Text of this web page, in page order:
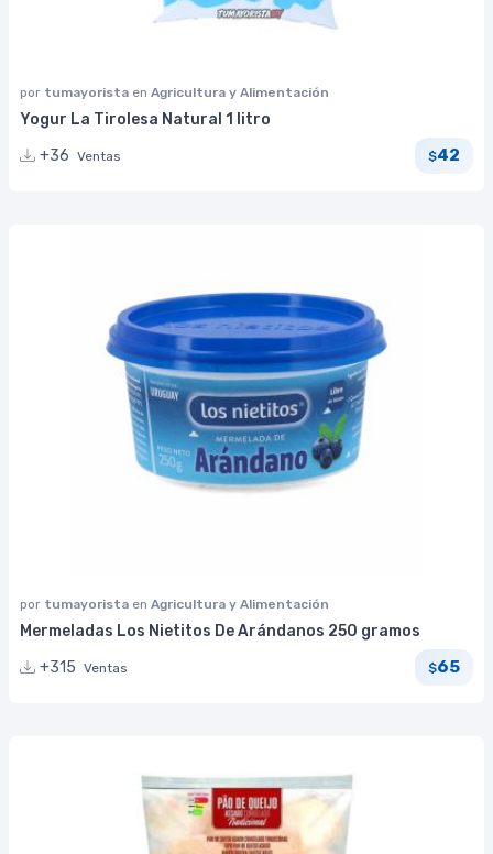
por tumayorista en Agricultura y Alimentación
Yogur La Tirolesa Natural 1 litro
+36 Ventas $42
por tumayorista en Agricultura y Alimentación
Mermeladas Los Nietitos De Arándanos 250 gramos
+315 Ventas $65